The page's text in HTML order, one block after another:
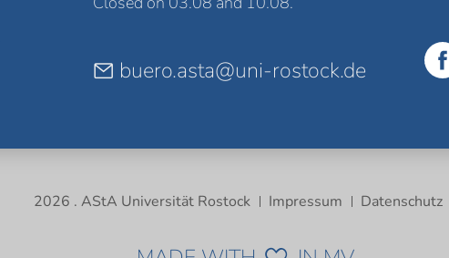
buero.asta@uni-rostock.de
2026 . AStA Universität Rostock Impressum Datenschutz